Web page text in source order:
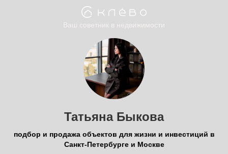
Ваш советник в недвижимости
Татьяна Быкова
подбор и продажа объектов для жизни и инвестиций в
Санкт-Петербурге и Москве